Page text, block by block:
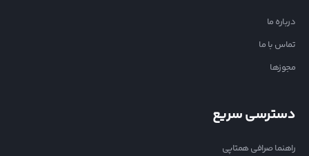
درباره ما
تماس با ما
مجوزها
دسترسی سریع
راهنما صرافی همتاپی